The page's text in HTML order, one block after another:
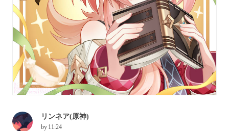
リンネア(原神)
by 11:24